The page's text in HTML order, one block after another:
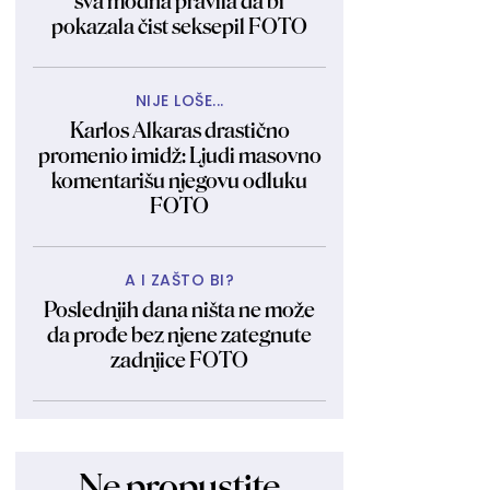
pokazala čist seksepil FOTO
NIJE LOŠE...
Karlos Alkaras drastično
promenio imidž: Ljudi masovno
komentarišu njegovu odluku
FOTO
A I ZAŠTO BI?
Poslednjih dana ništa ne može
da prođe bez njene zategnute
zadnjice FOTO